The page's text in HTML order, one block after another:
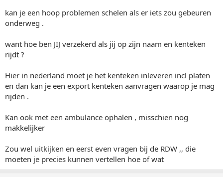
kan je een hoop problemen schelen als er iets zou gebeuren
onderweg .
want hoe ben JIJ verzekerd als jij op zijn naam en kenteken
rijdt ?
Hier in nederland moet je het kenteken inleveren incl platen
en dan kan je een export kenteken aanvragen waarop je mag
rijden .
Kan ook met een ambulance ophalen , misschien nog
makkelijker
Zou wel uitkijken en eerst even vragen bij de RDW ,, die
moeten je precies kunnen vertellen hoe of wat